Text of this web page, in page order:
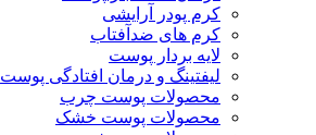
کرم پودر آرایشی
کرم های ضدآفتاب
لایه بردار پوست
لیفتینگ و درمان افتادگی پوست
محصولات پوست چرب
محصولات پوست خشک